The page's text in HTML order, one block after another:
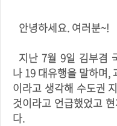
안녕하세요. 여러분~!
지난 7월 9일 김부겸 국무총리는 지금의 엄중해진 코로
나 19 대유행을 말하며,
이라고 생각해 수도권
것이라고 언급했었고
다.